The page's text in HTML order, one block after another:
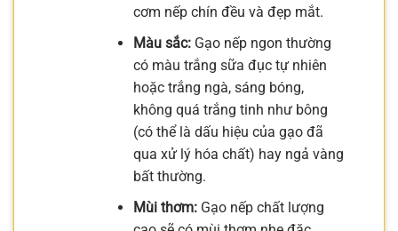
cơm nếp chín đều và đẹp mắt.
Màu sắc:Gạo nếp ngon thường
có màu trắng sữa đục tự nhiên
hoặc trắng ngà, sáng bóng,
không quá trắng tinh như bông
(có thể là dấu hiệu của gạo đã
qua xử lý hóa chất) hay ngả vàng
bất thường.
Mùi thơm:Gạo nếp chất lượng